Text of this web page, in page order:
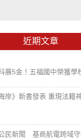
近期文章
展5金！五福國中榮獲學
岸》新書發表 重現法籍
民新聞 基商航電跨域